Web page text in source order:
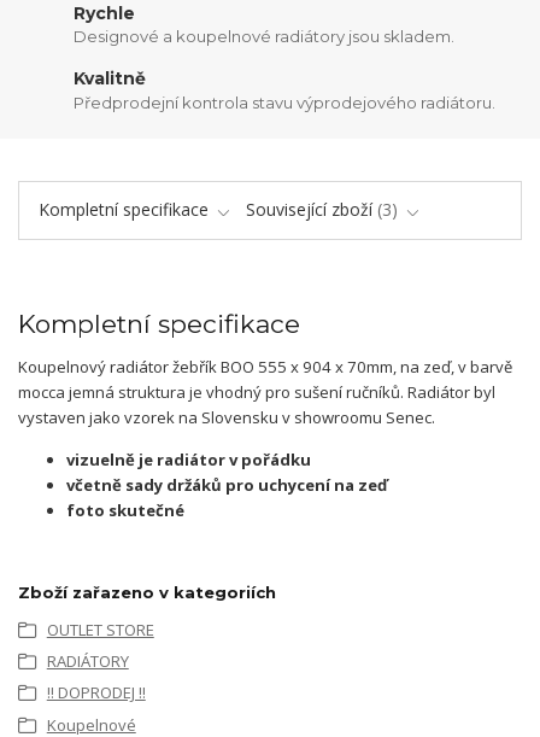
Rychle
Designové a koupelnové radiátory jsou skladem.
Kvalitně
Předprodejní kontrola stavu výprodejového radiátoru.
Kompletní specifikace Související zboží 3
Kompletní specifikace
Koupelnový radiátor žebřík BOO 555 x 904 x 70mm, na zeď, v barvě
mocca jemná struktura je vhodný pro sušení ručníků. Radiátor byl
vystaven jako vzorek na Slovensku v showroomu Senec.
vizuelně je radiátor v pořádku
včetně sady držáků pro uchycení na zeď
foto skutečné
Zboží zařazeno v kategoriích
OUTLET STORE
RADIÁTORY
!! DOPRODEJ !!
Koupelnové